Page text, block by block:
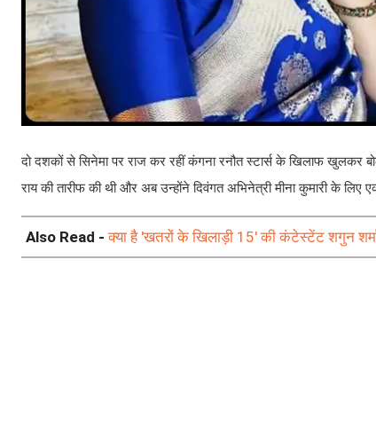
दो दशकों से सिनेमा पर राज कर रहीं कंगना रनौत स्टार्स के खिलाफ खुलकर
राय की तारीफ की थी और अब उन्होंने दिवंगत अभिनेत्री मीना कुमारी के लिए
Also Read -क्या है 'खतरों के खिलाड़ी 15' की कंटेस्टेंट शगुन